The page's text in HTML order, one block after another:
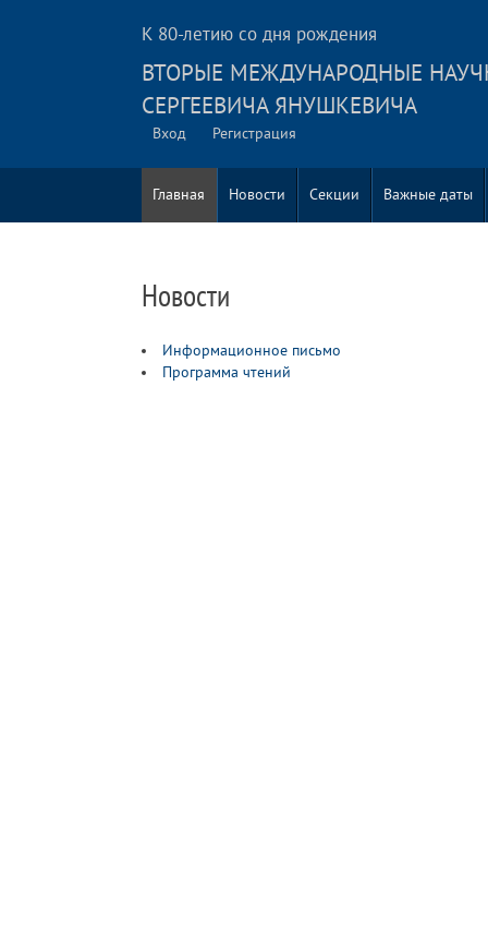
К 80-летию со дня рождения
ВТОРЫЕ МЕЖДУНАРОДНЫЕ
СЕРГЕЕВИЧА ЯНУШКЕВИЧА
Вход Регистрация
Главная Новости Секции Важные даты
Новости
Информационное письмо
Программа чтений